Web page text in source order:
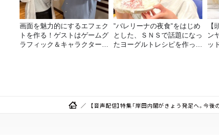
画面を魅力的にするエフェク
トを作る！ゲストはゲームグ
ラフィック＆キャラクター専
”バレリーナの夜食”をはじめ
とした、ＳＮＳで話題になっ
たヨーグルトレシピを作って
ン
ッ
【音声配信】特集「岸田内閣がきょう発足へ。今